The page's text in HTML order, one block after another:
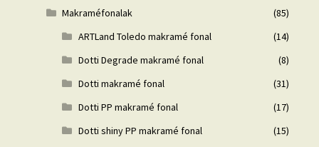
Makraméfonalak
(85)
ARTLand Toledo makramé fonal
(14)
Dotti Degrade makramé fonal
(8)
Dotti makramé fonal
(31)
Dotti PP makramé fonal
(17)
Dotti shiny PP makramé fonal
(15)